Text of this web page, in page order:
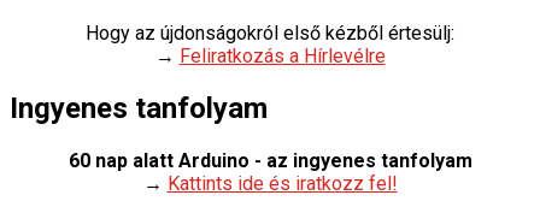
Hogy az újdonságokról első kézből értesülj:
→ Feliratkozás a Hírlevélre
Ingyenes tanfolyam
60 nap alatt Arduino - az ingyenes tanfolyam
→ Kattints ide és iratkozz fel!